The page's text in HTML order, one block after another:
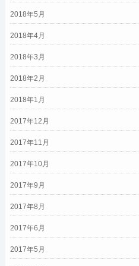
2018年5月
2018年4月
2018年3月
2018年2月
2018年1月
2017年12月
2017年11月
2017年10月
2017年9月
2017年8月
2017年6月
2017年5月